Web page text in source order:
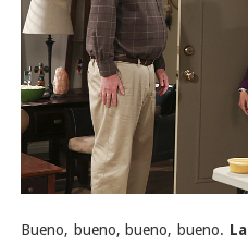
Bueno, bueno, bueno, bueno.